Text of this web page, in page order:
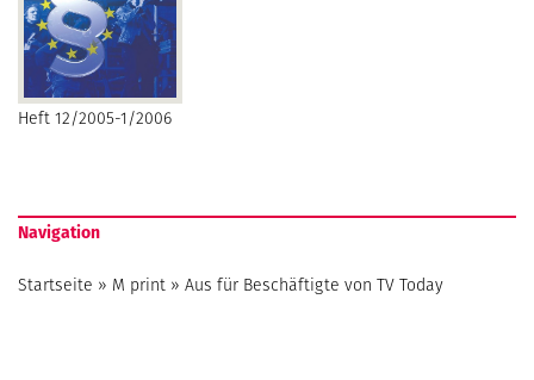
Heft 12/2005-1/2006
Navigation
Startseite » M print » Aus für Beschäftigte von TV Today